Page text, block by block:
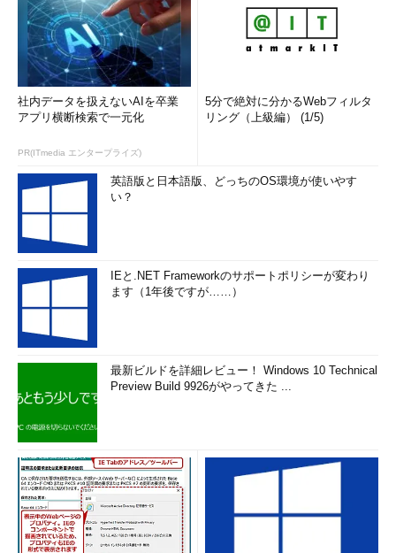
社内データを扱えないAIを卒業
アプリ横断検索で一元化
PR(ITmedia エンタープライズ)
5分で絶対に分かるWebフィルタ
リング（上級編） (1/5)
英語版と日本語版、どっちのOS環境が使いやす
い？
IEと.NET Frameworkのサポートポリシーが変わり
ます（1年後ですが……）
最新ビルドを詳細レビュー！ Windows 10 Technical
Preview Build 9926がやってきた ...